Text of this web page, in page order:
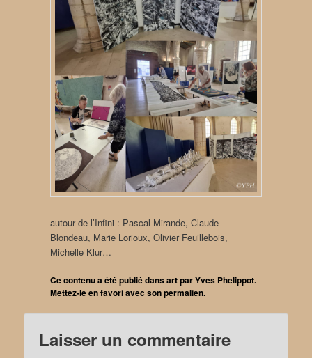
autour de l’Infini : Pascal Mirande, Claude
Blondeau, Marie Lorioux, Olivier Feuillebois,
Michelle Klur…
Ce contenu a été publié dansartparYves Phelippot.
Mettez-le en favori avec sonpermalien.
Laisser un commentaire